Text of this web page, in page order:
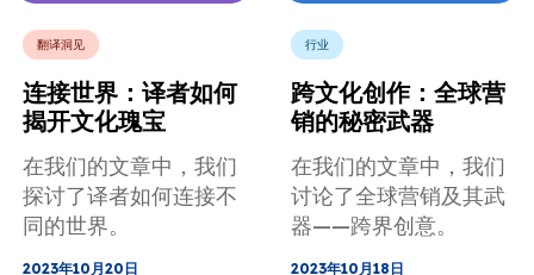
翻译洞见
连接世界：译者如何
揭开文化瑰宝
在我们的文章中，我们
探讨了译者如何连接不
同的世界。
2023年10月20日
行业
跨文化创作：全球营
销的秘密武器
在我们的文章中，我们
讨论了全球营销及其武
器——跨界创意。
2023年10月18日